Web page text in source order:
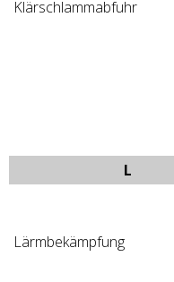
Klärschlammabfuhr
L
Lärmbekämpfung